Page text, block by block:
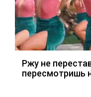
Ржу не
пересмотришь